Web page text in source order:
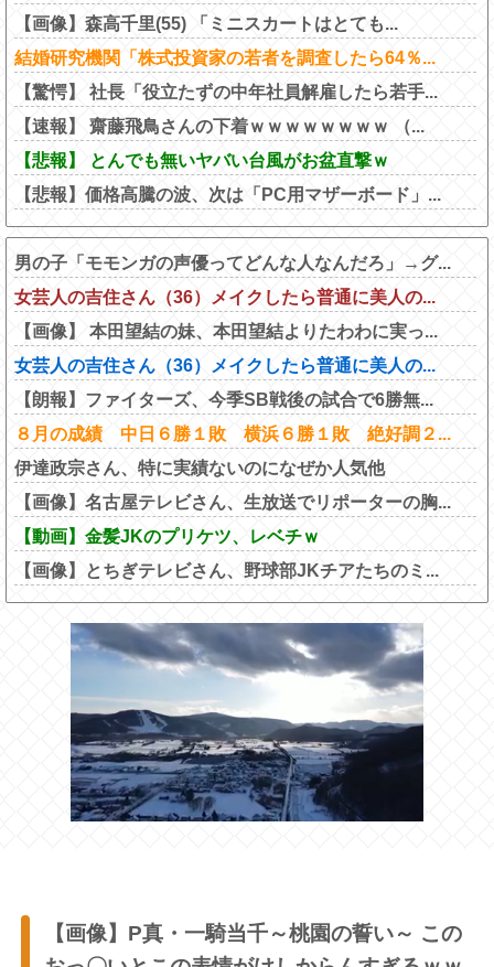
【画像】森高千里(55) 「ミニスカートはとても...
結婚研究機関「株式投資家の若者を調査したら64％...
【驚愕】 社長「役立たずの中年社員解雇したら若手...
【速報】 齋藤飛鳥さんの下着ｗｗｗｗｗｗｗｗ （...
【悲報】 とんでも無いヤバい台風がお盆直撃ｗ
【悲報】価格高騰の波、次は「PC用マザーボード」...
男の子「モモンガの声優ってどんな人なんだろ」→グ...
女芸人の吉住さん（36）メイクしたら普通に美人の...
【画像】 本田望結の妹、本田望結よりたわわに実っ...
女芸人の吉住さん（36）メイクしたら普通に美人の...
【朗報】ファイターズ、今季SB戦後の試合で6勝無...
８月の成績 中日６勝１敗 横浜６勝１敗 絶好調２...
伊達政宗さん、特に実績ないのになぜか人気他
【画像】名古屋テレビさん、生放送でリポーターの胸...
【動画】金髪JKのプリケツ、レベチｗ
【画像】とちぎテレビさん、野球部JKチアたちのミ...
【画像】P真・一騎当千～桃園の誓い～ この